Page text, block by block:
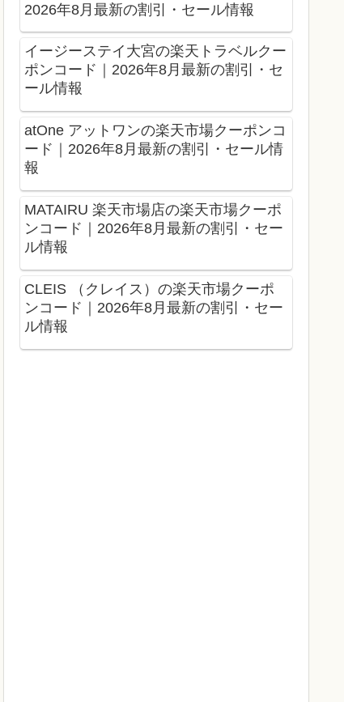
2026年8月最新の割引・セール情報
イージーステイ大宮の楽天トラベルクー
ポンコード｜2026年8月最新の割引・セ
ール情報
atOne アットワンの楽天市場クーポンコ
ード｜2026年8月最新の割引・セール情
報
MATAIRU 楽天市場店の楽天市場クーポ
ンコード｜2026年8月最新の割引・セー
ル情報
CLEIS （クレイス）の楽天市場クーポ
ンコード｜2026年8月最新の割引・セー
ル情報